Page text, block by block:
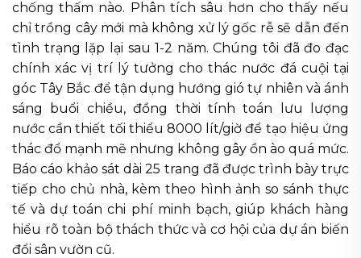
chống thấm nào. Phân tích sâu hơn cho thấy nếu
chỉ trồng cây mới mà không xử lý gốc rễ sẽ dẫn đến
tình trạng lặp lại sau 1-2 năm. Chúng tôi đã đo đạc
chính xác vị trí lý tưởng cho thác nước đá cuội tại
góc Tây Bắc để tận dụng hướng gió tự nhiên và ánh
sáng buổi chiều, đồng thời tính toán lưu lượng
nước cần thiết tối thiểu 8000 lít/giờ để tạo hiệu ứng
thác đổ mạnh mẽ nhưng không gây ồn ào quá mức.
Báo cáo khảo sát dài 25 trang đã được trình bày trực
tiếp cho chủ nhà, kèm theo hình ảnh so sánh thực
tế và dự toán chi phí minh bạch, giúp khách hàng
hiểu rõ toàn bộ thách thức và cơ hội của dự án biến
đổi sân vườn cũ.